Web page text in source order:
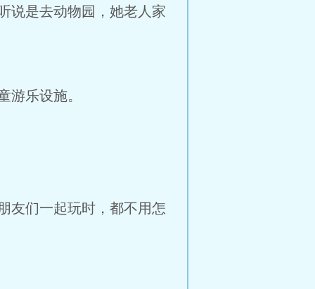
说是去动物园，她老人家
游乐设施。
友们一起玩时，都不用怎